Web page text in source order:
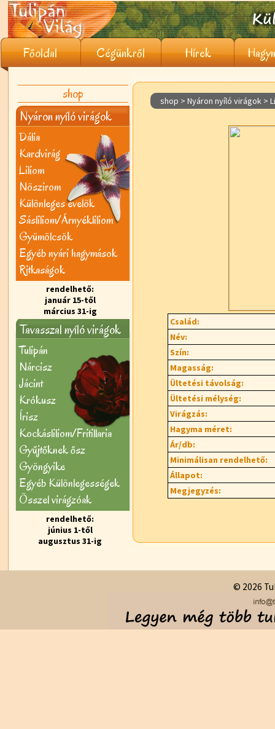
Főoldal Cégünkről Hírek
shop
Nyáron nyíló virágok
Dália
Kardvirág
Liliom
Nõszirom
Különleges évelõk
Sásliliom/Árnyékliliom
Gyümölcsök
Egyéb nyári hagymások
Ritkaságok
rendelhető:
január 15-től
március 31-ig
Tavasszal nyíló virágok
Tulipán
Nárcisz
Jácint
Krókusz
Írisz
Kockásliliom/Fritillaria
Gyűjtőknek ősz
Gyöngyike
Egyéb Különlegességek
Õsszel virágzóak
rendelhető:
június 1-től
augusztus 31-ig
shop > Nyáron nyíló virágok >
Család:
Név:
Szín:
Magasság:
Ültetési távolság:
Ültetési mélység:
Virágzás:
Hagyma méret:
Ár/db:
Minimálisan rendelhető:
Állapot:
Megjegyzés:
© 2026